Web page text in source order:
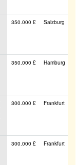
350.000 £ Salzburg
350.000 £ Hamburg
300.000 £ Frankfurt
300.000 £ Frankfurt